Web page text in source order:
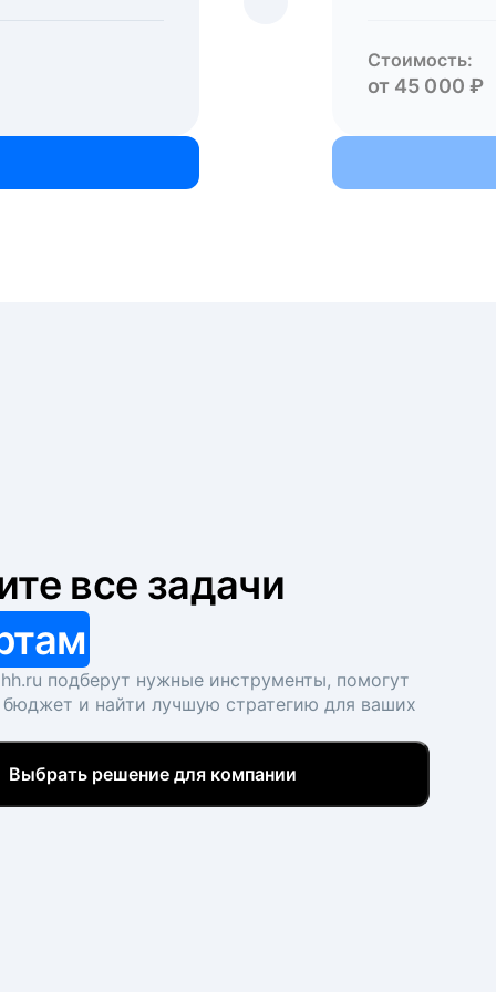
Стоимость:
от 45 000 ₽
все задачи
подберут нужные инструменты, помогут
бюджет и найти лучшую стратегию для ваших
Выбрать решение для компании